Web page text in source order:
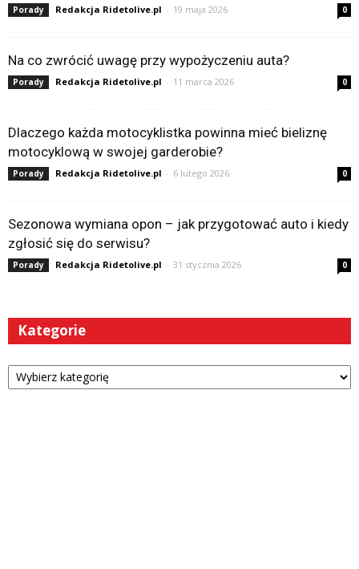
Porady Redakcja Ridetolive.pl - 19 maja 2026 0
Na co zwrócić uwagę przy wypożyczeniu auta?
Porady Redakcja Ridetolive.pl - 11 marca 2026 0
Dlaczego każda motocyklistka powinna mieć bieliznę
motocyklową w swojej garderobie?
Porady Redakcja Ridetolive.pl - 6 lutego 2026 0
Sezonowa wymiana opon – jak przygotować auto i kiedy
zgłosić się do serwisu?
Porady Redakcja Ridetolive.pl - 31 stycznia 2026 0
Kategorie
Kategorie